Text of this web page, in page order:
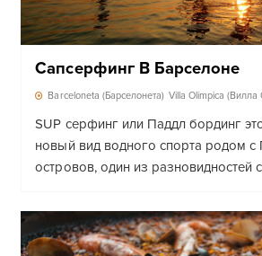
Сапсерфинг В Барселоне
Barceloneta (Барселонета) Villa Olimpica
SUP серфинг или Паддл бординг
новый вид водного спорта родом с
островов, один из разновидностей